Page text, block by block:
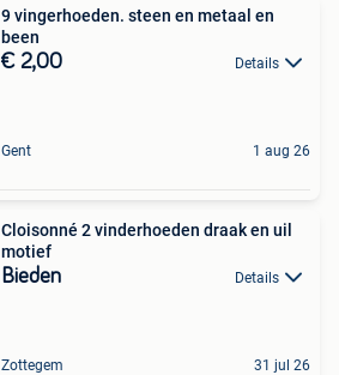
9 vingerhoeden. steen en metaal en
been
€ 2,00 Details
Gent 1 aug 26
Cloisonné 2 vinderhoeden draak en uil
motief
Bieden Details
Zottegem 31 jul 26